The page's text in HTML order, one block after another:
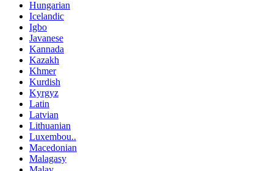
Hungarian
Icelandic
Igbo
Javanese
Kannada
Kazakh
Khmer
Kurdish
Kyrgyz
Latin
Latvian
Lithuanian
Luxembou..
Macedonian
Malagasy